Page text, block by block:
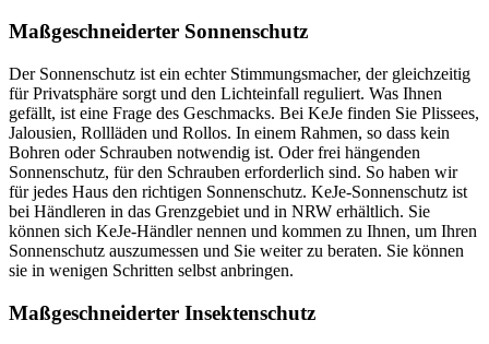
Maßgeschneiderter Sonnenschutz
Der Sonnenschutz ist ein echter Stimmungsmacher, der gleichzeitig
für Privatsphäre sorgt und den Lichteinfall reguliert. Was Ihnen
gefällt, ist eine Frage des Geschmacks. Bei KeJe finden Sie Plissees,
Jalousien, Rollläden und Rollos. In einem Rahmen, so dass kein
Bohren oder Schrauben notwendig ist. Oder frei hängenden
Sonnenschutz, für den Schrauben erforderlich sind. So haben wir
für jedes Haus den richtigen Sonnenschutz. KeJe-Sonnenschutz ist
bei Händleren in das Grenzgebiet und in NRW erhältlich. Sie
können sich KeJe-Händler nennen und kommen zu Ihnen, um Ihren
Sonnenschutz auszumessen und Sie weiter zu beraten. Sie können
sie in wenigen Schritten selbst anbringen.
Maßgeschneiderter Insektenschutz